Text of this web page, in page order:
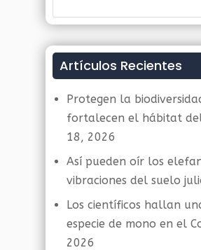
Artículos Recientes
Protegen la
fortalecen el hábitat
18, 2026
Así pueden oír los
vibraciones del suelo
Los científicos hallan
especie de mono en el
2026